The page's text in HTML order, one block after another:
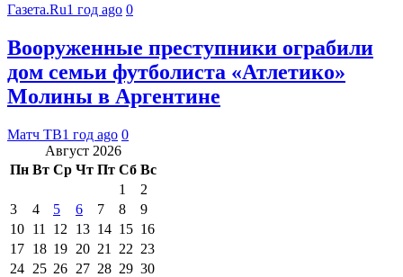
Газета.Ru1 год ago 0
Вооруженные преступники ограбили
дом семьи футболиста «Атлетико»
Молины в Аргентине
Матч ТВ1 год ago 0
Август 2026
Пн Вт Ср Чт Пт Сб Вс
1
2
3
4 5 6 7 8
9
10 11 12 13 14 15 16
17 18 19 20 21 22 23
24 25 26 27 28 29 30